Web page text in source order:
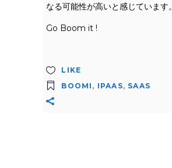
なる可能性が高いと感じています。
Go Boom it !
LIKE
BOOMI , IPAAS, SAAS